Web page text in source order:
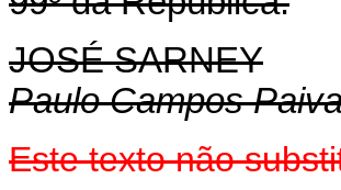
JOSÉ SARNEY
Paulo Campos
Este texto não